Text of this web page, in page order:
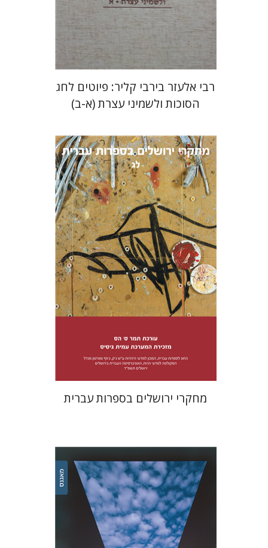
הנחת אתר ספר מודפס
$125
$112
רבי אלעזר בירבי קליר: פיוטים לחג
הסוכות ולשמיני עצרת (א-ב)
תמר ס' הס
$42
$38
מחקרי ירושלים בספרות עברית
אריאל זינדר